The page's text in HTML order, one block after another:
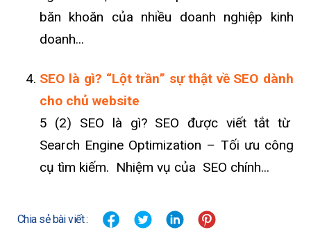
băn khoăn của nhiều doanh nghiệp kinh
doanh...
SEO là gì? “Lột trần” sự thật về SEO dành
cho chủ website
5 (2) SEO là gì? SEO được viết tắt từ
Search Engine Optimization – Tối ưu công
cụ tìm kiếm. Nhiệm vụ của SEO chính...
Chia sẻ bài viết :